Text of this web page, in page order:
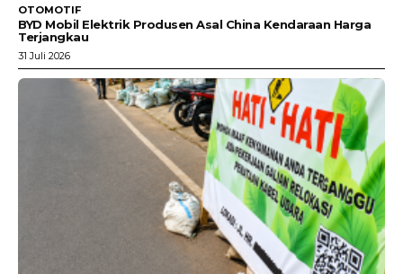
OTOMOTIF
BYD Mobil Elektrik Produsen Asal China Kendaraan Harga
Terjangkau
31 Juli 2026